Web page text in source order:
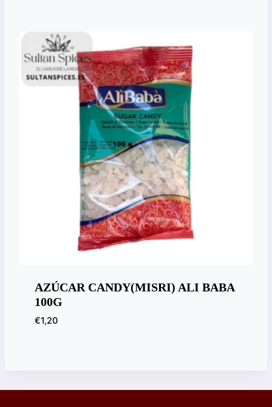
AZÚCAR CANDY(MISRI) ALI BABA
100G
€1,20